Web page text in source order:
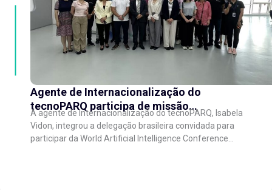
Agente de Internacionalização do
tecnoPARQ participa de missão
internacional na China e fortalece conexões
com o ecossistema de inovação
A agente de Internacionalização do tecnoPARQ, Isabela
Vidon, integrou a delegação brasileira convidada para
participar da World Artificial Intelligence Conference